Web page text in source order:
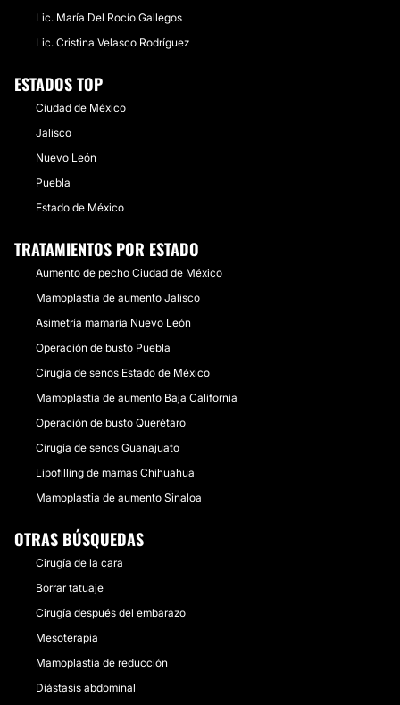
Lic. María Del Rocío Gallegos
Lic. Cristina Velasco Rodríguez
ESTADOS TOP
Ciudad de México
Jalisco
Nuevo León
Puebla
Estado de México
TRATAMIENTOS POR ESTADO
Aumento de pecho Ciudad de México
Mamoplastia de aumento Jalisco
Asimetría mamaria Nuevo León
Operación de busto Puebla
Cirugía de senos Estado de México
Mamoplastia de aumento Baja California
Operación de busto Querétaro
Cirugía de senos Guanajuato
Lipofilling de mamas Chihuahua
Mamoplastia de aumento Sinaloa
OTRAS BÚSQUEDAS
Cirugía de la cara
Borrar tatuaje
Cirugía después del embarazo
Mesoterapia
Mamoplastia de reducción
Diástasis abdominal